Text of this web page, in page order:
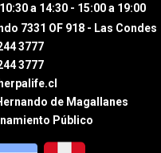
a 14:30 - 15:00 a 19:00
7331 OF 918 - Las Condes
3777
3777
de Magallanes
Público